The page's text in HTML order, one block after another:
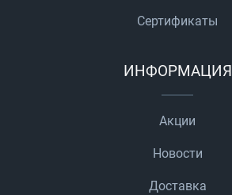
Сертификаты
ИНФОРМАЦИЯ
Акции
Новости
Доставка